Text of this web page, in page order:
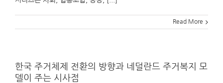
Read More
한국 주거체제 전환의 방향과 네덜란드 주거복지 모
델이 주는 시사점